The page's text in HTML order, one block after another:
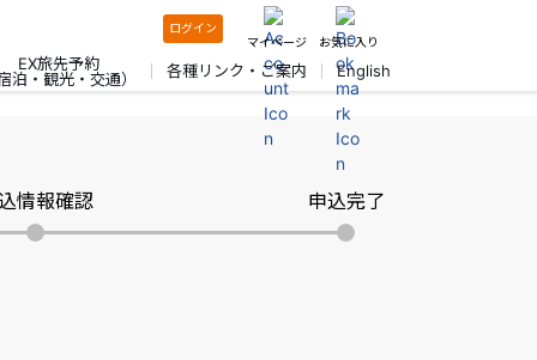
ログイン
マイページ
お気に入り
EX旅先予約
宿泊・観光・交通）
各種リンク・ご案内 English
情報確認 申込完了